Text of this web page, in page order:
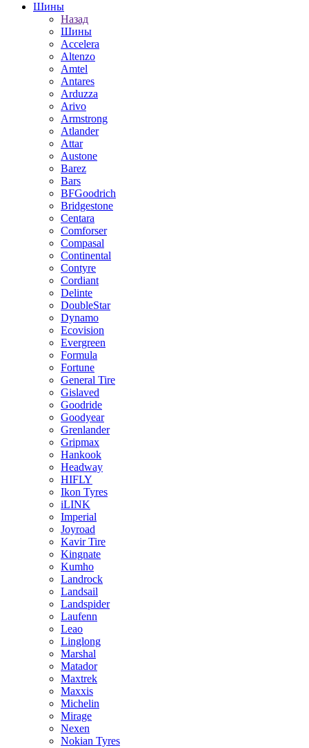
Шины
Назад
Шины
Accelera
Altenzo
Amtel
Antares
Arduzza
Arivo
Armstrong
Atlander
Attar
Austone
Barez
Bars
BFGoodrich
Bridgestone
Centara
Comforser
Compasal
Continental
Contyre
Cordiant
Delinte
DoubleStar
Dynamo
Ecovision
Evergreen
Formula
Fortune
General Tire
Gislaved
Goodride
Goodyear
Grenlander
Gripmax
Hankook
Headway
HIFLY
Ikon Tyres
iLINK
Imperial
Joyroad
Kavir Tire
Kingnate
Kumho
Landrock
Landsail
Landspider
Laufenn
Leao
Linglong
Marshal
Matador
Maxtrek
Maxxis
Michelin
Mirage
Nexen
Nokian Tyres